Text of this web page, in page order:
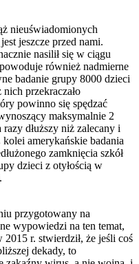
nieuświadomionych
jeszcze przed nami.
nasilił się w ciągu
również nadmierne
badanie grupy 8000 dzieci
przekraczało
powinno się spędzać
maksymalnie 2
dłuższy niż zalecany i
amerykańskie badania
zamknięcia szkół
dzieci z otyłością w
przygotowany na
wypowiedzi na ten temat,
r. stwierdził, że jeśli coś
dekady, to